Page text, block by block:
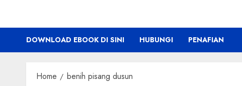
DOWNLOAD EBOOK DI SINI HUBUNGI PENAFIAN
Home benih pisang dusun